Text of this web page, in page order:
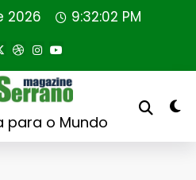
2026 9:32:02 PM
para o Mundo